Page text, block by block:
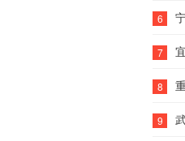
6
7
8
9